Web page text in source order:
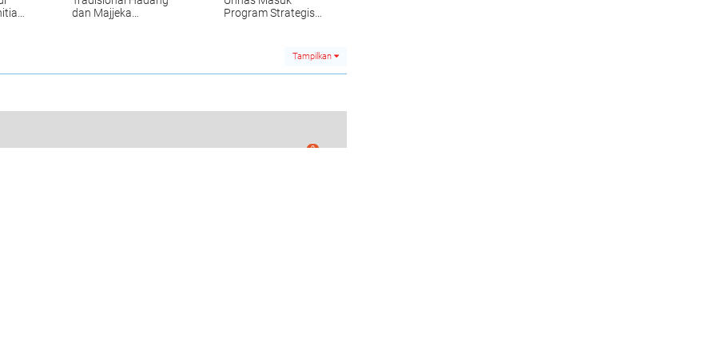
dan Majjeka
Program Strategis
Tampilkan
0